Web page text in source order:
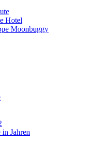
Hotel
Moonbuggy
in Jahren